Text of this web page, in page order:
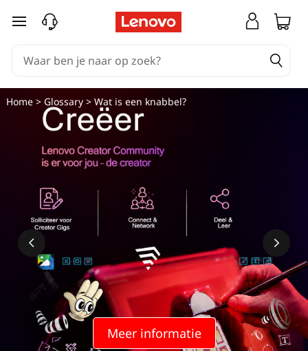
Ga naar de hoofdinhoud
Meer informatie
Home> Glossary> Wat is een knabbel?